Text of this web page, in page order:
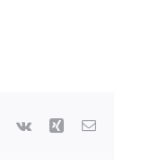
Pinterest
Vk Xing E-